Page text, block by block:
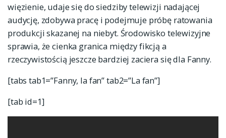
więzienie, udaje się do siedziby telewizji nadającej
audycję, zdobywa pracę i podejmuje próbę ratowania
produkcji skazanej na niebyt. Środowisko telewizyjne
sprawia, że cienka granica między fikcją a
rzeczywistością jeszcze bardziej zaciera się dla Fanny.
[tabs tab1=”Fanny, la fan” tab2=”La fan”]
[tab id=1]